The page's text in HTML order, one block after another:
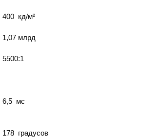
400 кд/м²
1,07 млрд
5500:1
6,5 мс
178 градусов